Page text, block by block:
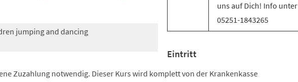
jumping and dancing
uns auf Dich! Info unter
05251-1843265
Eintritt
Zuzahlung notwendig. Dieser Kurs wird komplett von der Krankenkasse